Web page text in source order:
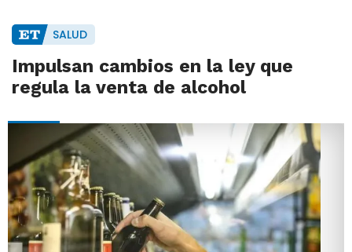
SALUD
Impulsan cambios en la ley que
regula la venta de alcohol